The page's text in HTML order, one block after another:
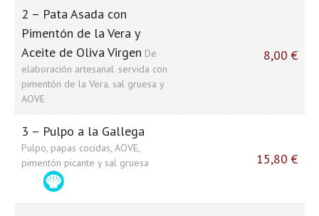
2 – Pata Asada con
Pimentón de la Vera y
Aceite de Oliva Virgen De
elaboración artesanal. servida con
pimentón de la Vera, sal gruesa y
AOVE
8,00 €
3 – Pulpo a la Gallega
Pulpo, papas cocidas, AOVE,
pimentón picante y sal gruesa
15,80 €